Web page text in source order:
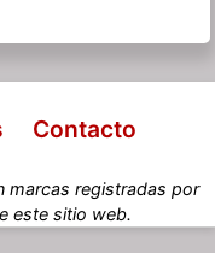
Contacto
marcas registradas por
este sitio web.